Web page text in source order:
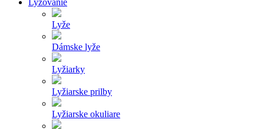
Lyže
Dámske lyže
Lyžiarky
Lyžiarske prilby
Lyžiarske okuliare